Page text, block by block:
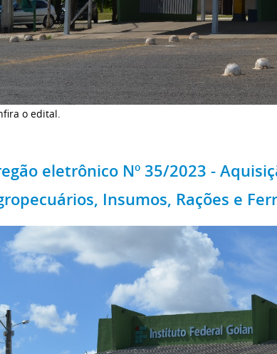
o edital.
eletrônico Nº 35/2023 -
Insumos, Rações e